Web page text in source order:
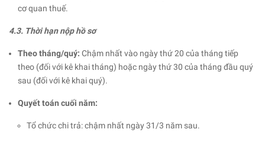
cơ quan thuế.
4.3. Thời hạn nộp hồ sơ
Theo tháng/quý: Chậm nhất vào ngày thứ 20 của tháng tiếp
theo (đối với kê khai tháng) hoặc ngày thứ 30 của tháng đầu quý
sau (đối với kê khai quý).
Quyết toán cuối năm:
Tổ chức chi trả: chậm nhất ngày 31/3 năm sau.